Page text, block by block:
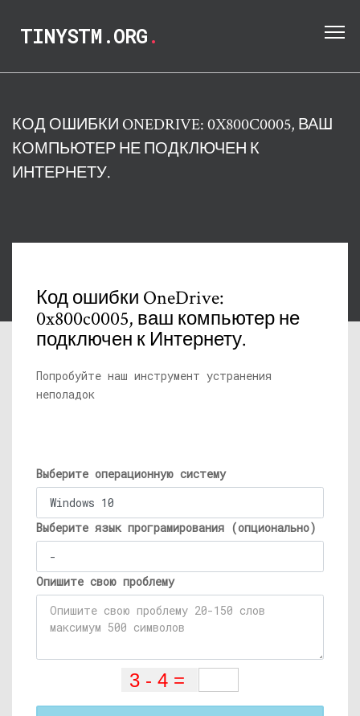
TINYSTM.ORG.
КОД ОШИБКИ ONEDRIVE: 0X800C0005, ВАШ
КОМПЬЮТЕР НЕ ПОДКЛЮЧЕН К
ИНТЕРНЕТУ.
Код ошибки OneDrive:
0x800c0005, ваш компьютер не
подключен к Интернету.
Попробуйте наш инструмент устранения
неполадок
Выберите операционную систему
Выберите язык програмирования (опционально)
Опишите свою проблему